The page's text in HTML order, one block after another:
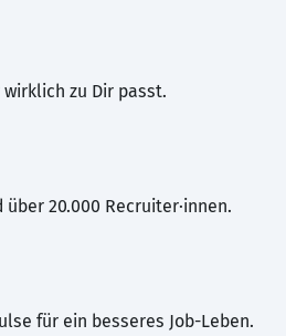
wirklich zu Dir passt.
20.000 Recruiter·innen.
für ein besseres Job-Leben.